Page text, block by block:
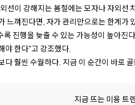
선이 강해지는 봄철에는 모자나 자외선
느껴진다면, 자가 관리만으로는 한계가
록 진행을 늦출 수 있는 가능성이 높아
야 한다"고 강조했다.
다 훨씬 수월하다. 지금 이 순간이 바로
지금 뜨는 미용 트